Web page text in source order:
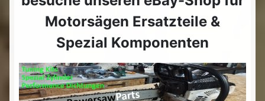
Motorsägen Ersatzteile &
Spezial Komponenten